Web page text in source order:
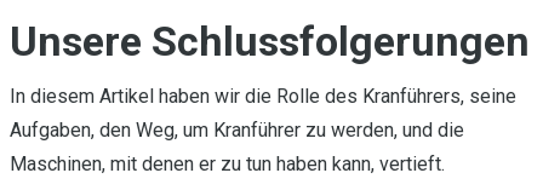
Unsere Schlussfolgerungen
In diesem Artikel haben wir die Rolle des Kranführers, seine
Aufgaben, den Weg, um Kranführer zu werden, und die
Maschinen, mit denen er zu tun haben kann, vertieft.